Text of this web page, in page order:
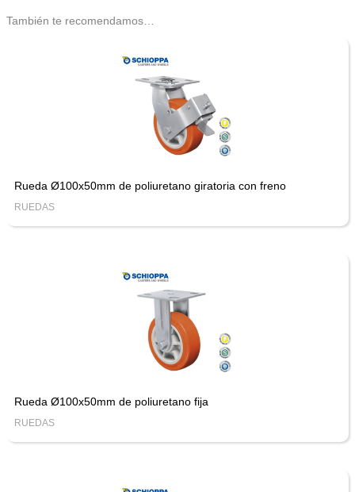
También te recomendamos…
Rueda Ø100x50mm de poliuretano giratoria con freno
RUEDAS
Rueda Ø100x50mm de poliuretano fija
RUEDAS